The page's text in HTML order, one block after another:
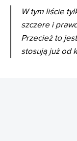
W tym liście
szczere i
Przecież to
stosują już od